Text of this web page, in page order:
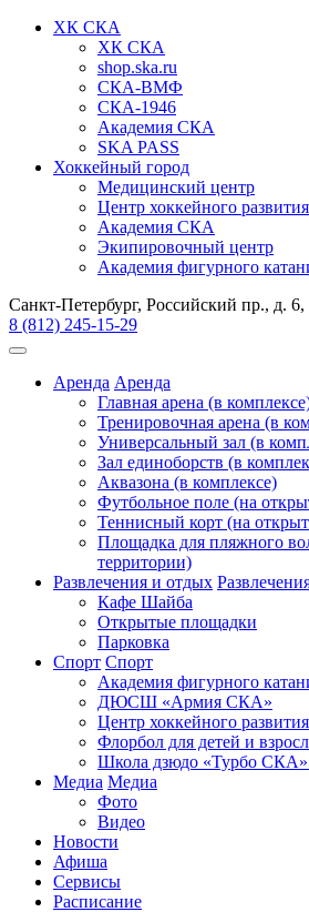
ХК СКА
ХК СКА
shop.ska.ru
СКА-ВМФ
СКА-1946
Академия СКА
SKA PASS
Хоккейный город
Медицинский центр
Центр хоккейного развития
Академия СКА
Экипировочный центр
Академия фигурного
Санкт-Петербург, Российский пр., д. 6,
8 (812) 245-15-29
Аренда Аренда
Главная арена (в
Тренировочная арена (в
Универсальный зал (в
Зал единоборств (в
Аквазона (в комплексе)
Футбольное поле (на
Теннисный корт (на
Площадка для пляжного
территории)
Развлечения и отдых
Кафе Шайба
Открытые площадки
Парковка
Спорт Спорт
Академия фигурного
ДЮСШ «Армия СКА»
Центр хоккейного
Флорбол для детей и
Школа дзюдо «Турбо СКА»
Медиа Медиа
Фото
Видео
Новости
Афиша
Сервисы
Расписание